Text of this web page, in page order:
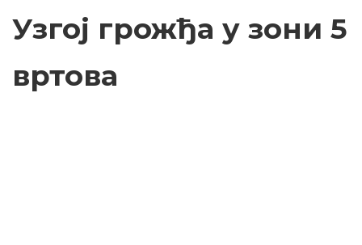
Узгој грожђа у зони 5
вртова